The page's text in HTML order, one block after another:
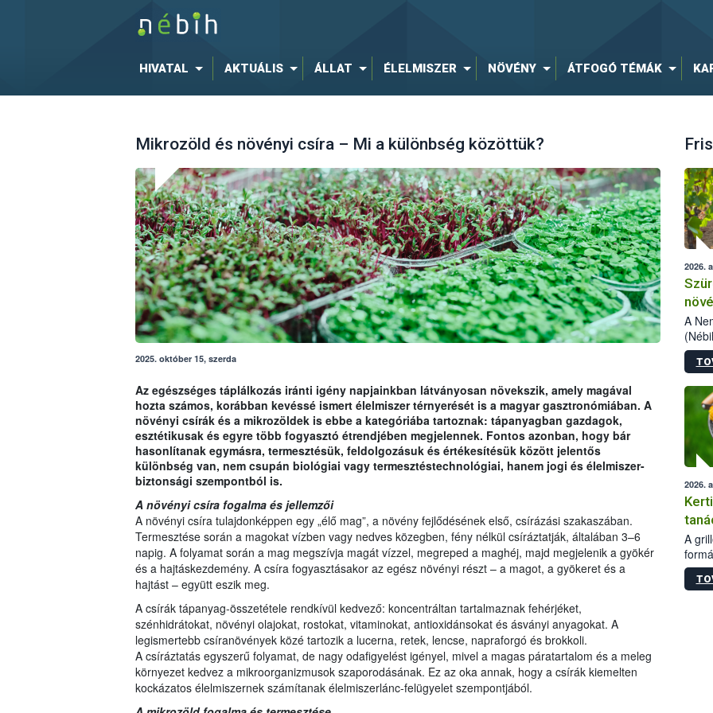
HIVATAL AKTUÁLIS ÁLLAT ÉLELMISZER NÖVÉNY ÁTFOGÓ TÉMÁK
Mikrozöld és növényi csíra – Mi a különbség közöttük?
2025. október 15, szerda
Az egészséges táplálkozás iránti igény napjainkban látványosan növekszik, amely magával
hozta számos, korábban kevéssé ismert élelmiszer térnyerését is a magyar gasztronómiában. A
növényi csírák és a mikrozöldek is ebbe a kategóriába tartoznak: tápanyagban gazdagok,
esztétikusak és egyre több fogyasztó étrendjében megjelennek. Fontos azonban, hogy bár
hasonlítanak egymásra, termesztésük, feldolgozásuk és értékesítésük között jelentős
különbség van, nem csupán biológiai vagy termesztéstechnológiai, hanem jogi és élelmiszer-
biztonsági szempontból is.
A növényi csíra fogalma és jellemzői
A növényi csíra tulajdonképpen egy „élő mag”, a növény fejlődésének első, csírázási szakaszában.
Termesztése során a magokat vízben vagy nedves közegben, fény nélkül csíráztatják, általában 3–6
napig. A folyamat során a mag megszívja magát vízzel, megreped a maghéj, majd megjelenik a gyökér
és a hajtáskezdemény. A csíra fogyasztásakor az egész növényi részt – a magot, a gyökeret és a
hajtást – együtt eszik meg.
A csírák tápanyag-összetétele rendkívül kedvező: koncentráltan tartalmaznak fehérjéket,
szénhidrátokat, növényi olajokat, rostokat, vitaminokat, antioxidánsokat és ásványi anyagokat. A
legismertebb csíranövények közé tartozik a lucerna, retek, lencse, napraforgó és brokkoli.
A csíráztatás egyszerű folyamat, de nagy odafigyelést igényel, mivel a magas páratartalom és a meleg
környezet kedvez a mikroorganizmusok szaporodásának. Ez az oka annak, hogy a csírák kiemelten
kockázatos élelmiszernek számítanak élelmiszerlánc-felügyelet szempontjából.
2026.
A
Az
2026.
A